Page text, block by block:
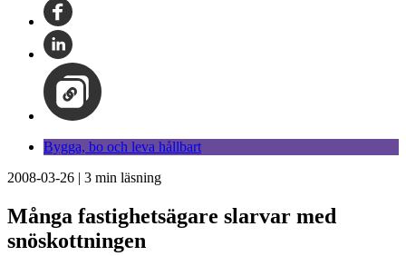
Bygga, bo och leva hållbart
2008-03-26 | 3 min läsning
Många fastighetsägare slarvar med
snöskottningen